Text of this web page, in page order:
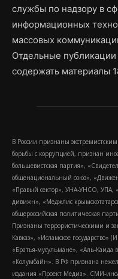
службы по надзору в
информационных
массовых
Отдельные публикации
содержать материалы
В России признаны
борьбы с коррупцией, признан
большевистская партия»,
общенациональный союз»,
«Правый сектор», УНА-УНСО, УПА,
дивижн», «Меджлис
общероссийская политическая
Признаны террористическими и
Кавказ», «Исламское
«Братья-мусульмане», «Аль-Каида
«Колумбайн». В РФ признана
издания «Проект Медиа». СМИ-